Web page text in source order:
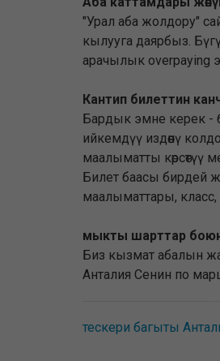
"Урал аба жолдору"
кылууга даярбыз.
арачылык overpaying
Кантип билеттин
Бардык эмне керек -
ийкемдүү издөөнү
маалыматты көрсөтүү
Билет баасы бирдей
маалыматтары, класс,
мыкты шарттар
Биз кызмат абалын
Анталия Сенин по
тескери багыты